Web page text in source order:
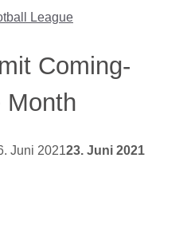
League
Coming-
Month
Juni 202123. Juni 2021